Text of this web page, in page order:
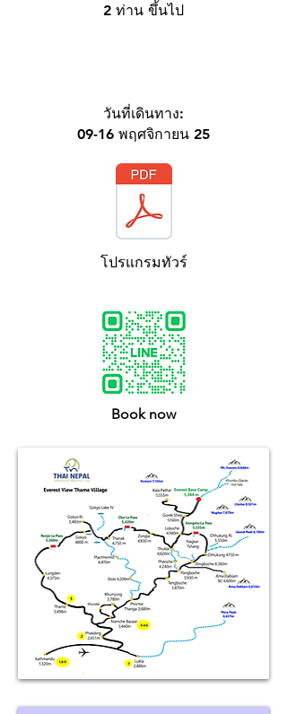
2 ท่าน ขึ้นไป
วันที่เดินทาง:
09-16 พฤศจิกายน 25
โปรแกรมทัวร์
Book now